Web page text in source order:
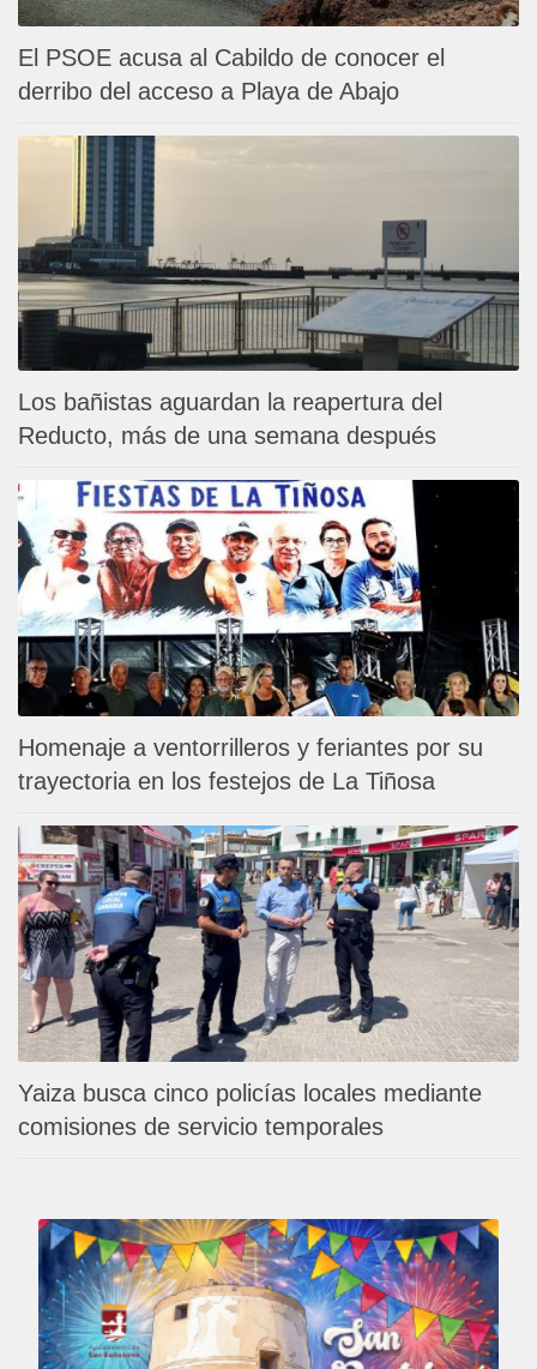
El PSOE acusa al Cabildo de conocer el
derribo del acceso a Playa de Abajo
Los bañistas aguardan la reapertura del
Reducto, más de una semana después
Homenaje a ventorrilleros y feriantes por su
trayectoria en los festejos de La Tiñosa
Yaiza busca cinco policías locales mediante
comisiones de servicio temporales